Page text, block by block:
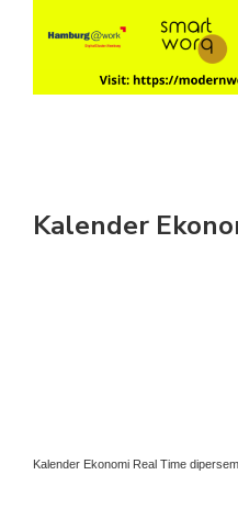
Kalender
Kalender Ekonomi Real Time